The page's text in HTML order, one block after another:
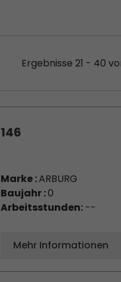
Ergebnisse 21 - 40
146
Marke :ARBURG
Baujahr :0
Arbeitsstunden:--
Mehr Informationen